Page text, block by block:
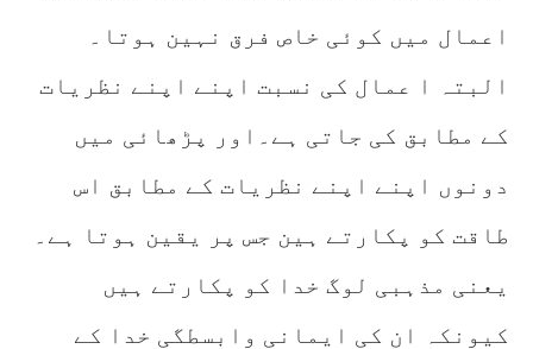
اعمال میں کوئی خاص فرق نہین ہوتا۔
البتہ ا عمال کی نسبت اپنے اپنے نظریات
کے مطابق کی جاتی ہے۔اور پڑھائی میں
دونوں اپنے اپنے نظریات کے مطابق اس
طاقت کو پکارتے ہین جس پر یقین ہوتا ہے۔
یعنی مذہبی لوگ خدا کو پکارتے ہیں
کیونکہ ان کی ایمانی وابسطگی خدا کے